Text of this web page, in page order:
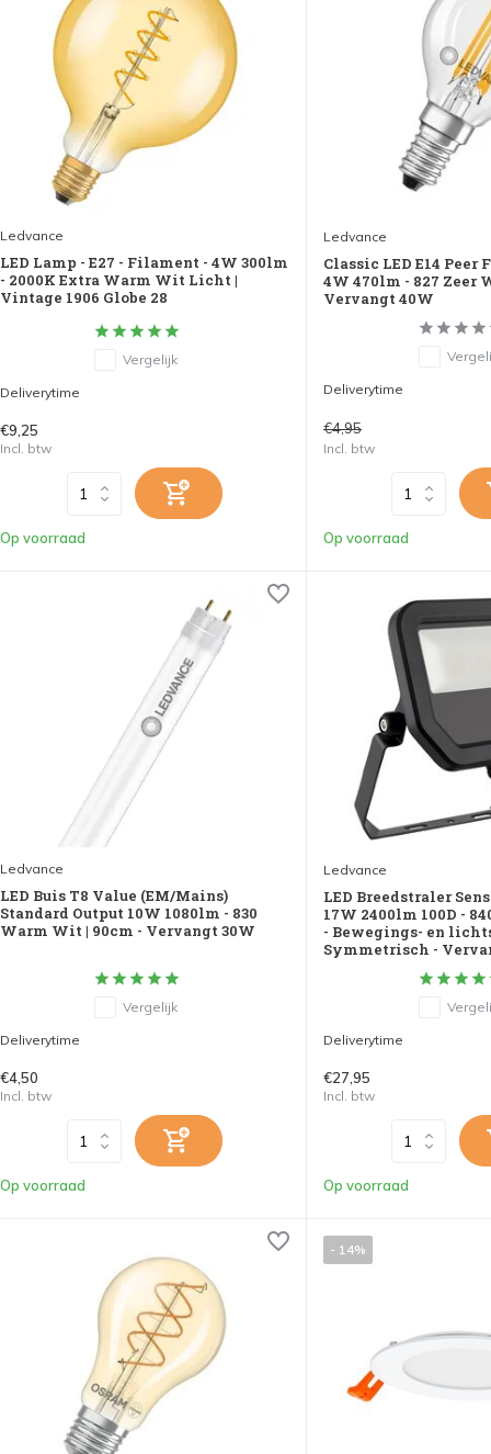
Ledvance
LED Lamp - E27 - Filament - 4W 300lm
- 2000K Extra Warm Wit Licht |
Vintage 1906 Globe 28
Vergelijk
Deliverytime
€9,25
Incl. btw
Op voorraad
Ledvance
Classic LED E14
4W 470lm - 827 Zeer
Vervangt 40W
Deliverytime
€4,95
Incl. btw
Op voorraad
Ledvance
LED Buis T8 Value (EM/Mains)
Standard Output 10W 1080lm - 830
Warm Wit | 90cm - Vervangt 30W
Vergelijk
Deliverytime
€4,50
Incl. btw
Op voorraad
Ledvance
LED Breedstraler
17W 2400lm 100D -
- Bewegings- en
Symmetrisch -
Deliverytime
€27,95
Incl. btw
Op voorraad
- 14%